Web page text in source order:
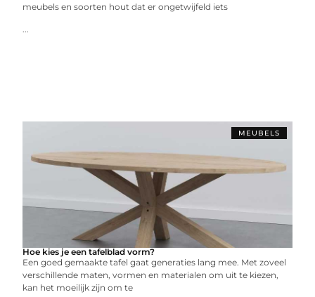
meubels en soorten hout dat er ongetwijfeld iets
...
MEUBELS
Hoe kies je een tafelblad vorm?
Een goed gemaakte tafel gaat generaties lang mee. Met zoveel
verschillende maten, vormen en materialen om uit te kiezen,
kan het moeilijk zijn om te